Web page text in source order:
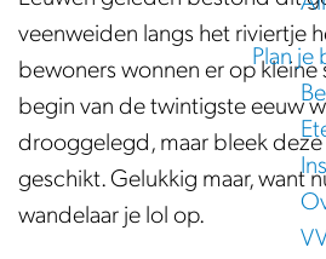
Plan je
veenweiden langs het riviertje
bewoners wonnen er op kleine
begin van de twintigste eeuw
drooggelegd, maar bleek
geschikt. Gelukkig maar, want
wandelaar je lol op.